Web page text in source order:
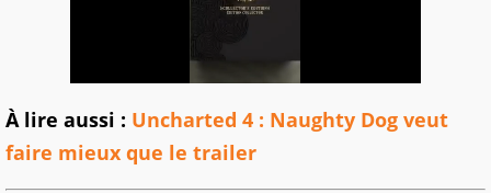
À lire aussi : Uncharted 4 : Naughty Dog veut
faire mieux que le trailer